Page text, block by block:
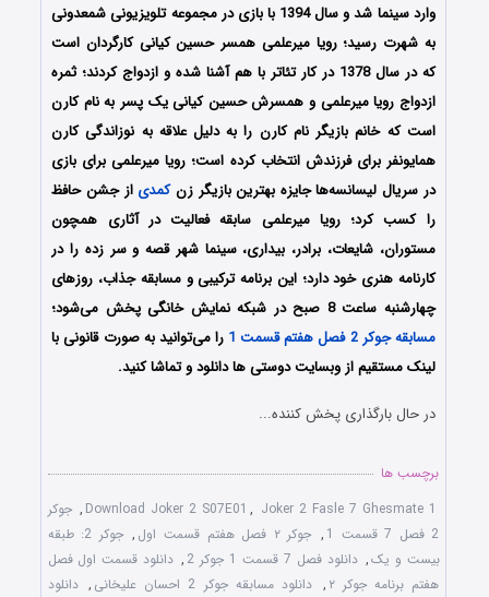
وارد سینما شد و سال 1394 با بازی در مجموعه تلویزیونی شمعدونی
به شهرت رسید؛ رویا میرعلمی همسر حسین کیانی کارگردان است
که در سال 1378 در کار تئاتر با هم آشنا شده و ازدواج کردند؛ ثمره
ازدواج رویا میرعلمی و همسرش حسین کیانی یک پسر به نام کارن
است که خانم بازیگر نام کارن را به دلیل علاقه به نوزاندگی کارن
همایونفر برای فرزندش انتخاب کرده است؛ رویا میرعلمی برای بازی
در سریال لیسانسه‌‌ها جایزه بهترین بازیگر زنکمدی از جشن حافظ
را کسب کرد؛ رویا میرعلمی سابقه فعالیت در آثاری همچون
مستوران، شایعات، برادر، بیداری، سینما شهر قصه و سر زده را در
کارنامه هنری خود دارد؛این برنامه ترکیبی و مسابقه جذاب، روزهای
چهارشنبه ساعت 8 صبح در شبکه نمایش خانگی پخش می‌شود؛
مسابقه جوکر 2 فصل هفتم قسمت 1
را می‌توانید به صورت قانونی با
لینک مستقیم از وبسایت دوستی ها دانلود و تماشا کنید.
در حال بارگذاری پخش کننده...
برچسب ها
Download Joker 2 S07E01 , Joker 2 Fasle 7 Ghesmate 1
, جوکر
2 فصل 7 قسمت 1
, جوکر ۲ فصل هفتم قسمت اول ,
جوکر 2: طبقه
بیست و یک, دانلود فصل 7 قسمت 1 جوکر 2 , دانلود قسمت اول فصل
هفتم برنامه جوکر ۲ , دانلود مسابقه جوکر 2 احسان علیخانی , دانلود